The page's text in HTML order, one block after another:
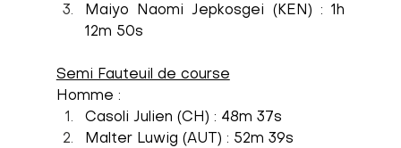
Maiyo Naomi Jepkosgei (KEN) : 1h
12m 50s
Semi Fauteuil de course
Homme :
Casoli Julien (CH) : 48m 37s
Malter Luwig (AUT) : 52m 39s